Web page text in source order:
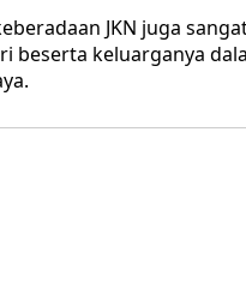
JKN juga
beserta keluarganya